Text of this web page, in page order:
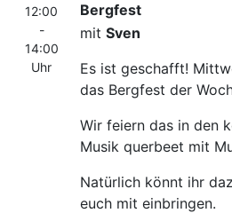
12:00
-
14:00
Uhr
Bergfest
mit Sven
Es ist geschafft!
das Bergfest der
Wir feiern das in den
Musik querbeet mit
Natürlich könnt ihr
euch mit einbringen.